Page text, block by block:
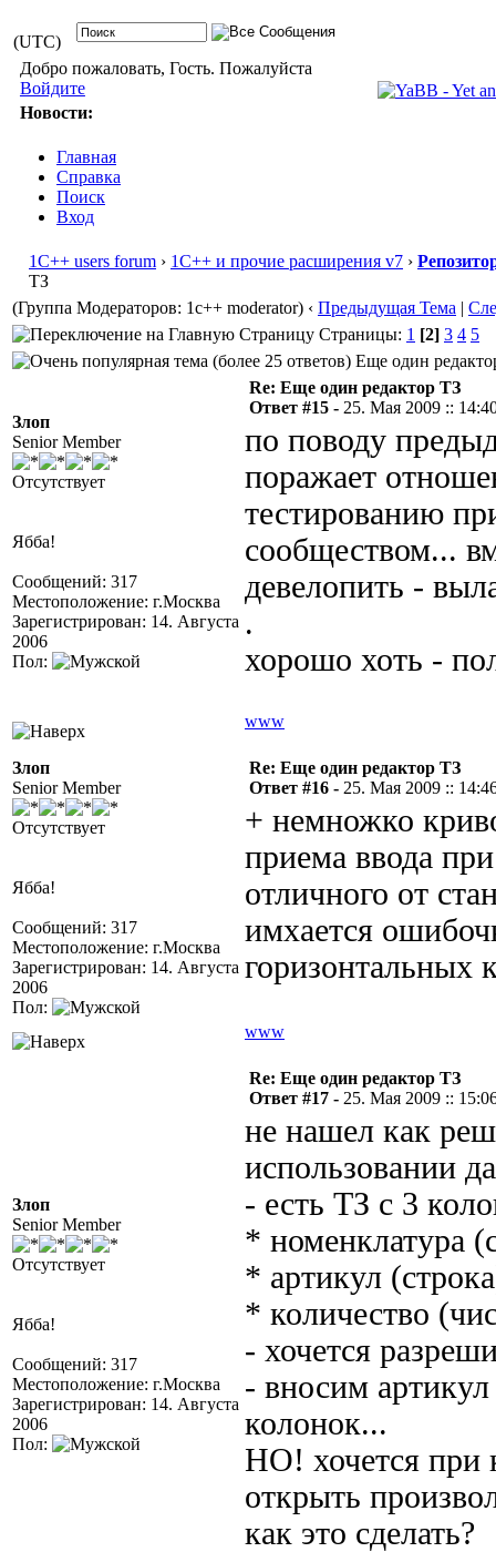
(UTC)
Добро пожаловать, Гость. Пожалуйста
Войдите
Новости:
Главная
Справка
Поиск
Вход
1С++ users forum › 1С++ и прочие расширения v7 ›
ТЗ
(Группа Модераторов: 1c++ moderator) ‹ Предыдущая Тема |
Страницы: 1 [2] 3 4 5
Еще один
Злоп
Senior Member
Отсутствует
Ябба!
Сообщений: 317
Местоположение: г.Москва
Зарегистрирован: 14. Августа
2006
Пол:
Re: Еще один редактор ТЗ
Ответ #15 - 25. Мая 2009 ::
по поводу
поражает
тестированию
сообществом...
девелопить -
.
хорошо хоть -
www
Злоп
Senior Member
Отсутствует
Ябба!
Сообщений: 317
Местоположение: г.Москва
Зарегистрирован: 14. Августа
2006
Пол:
Re: Еще один редактор ТЗ
Ответ #16 - 25. Мая 2009 ::
+ немножко
приема ввода
отличного от
имхается
горизонтальных
www
Злоп
Senior Member
Отсутствует
Ябба!
Сообщений: 317
Местоположение: г.Москва
Зарегистрирован: 14. Августа
2006
Пол:
Re: Еще один редактор ТЗ
Ответ #17 - 25. Мая 2009 ::
не нашел как
использовании
- есть ТЗ с 3
* номенклатура
* артикул
* количество
- хочется
- вносим
колонок...
НО! хочется при
открыть
как это сделать?